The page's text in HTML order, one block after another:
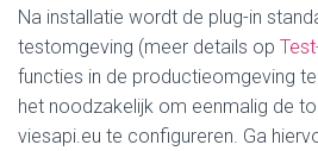
Na installatie wordt de plug-in
testomgeving (meer details op
functies in de productieomgeving
het noodzakelijk om eenmalig de
viesapi.eu te configureren. Ga